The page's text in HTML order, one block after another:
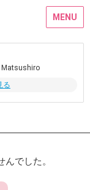
MENU
る
でした。